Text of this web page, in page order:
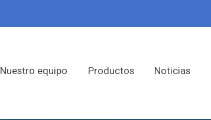
Nuestro equipo Productos Noticias